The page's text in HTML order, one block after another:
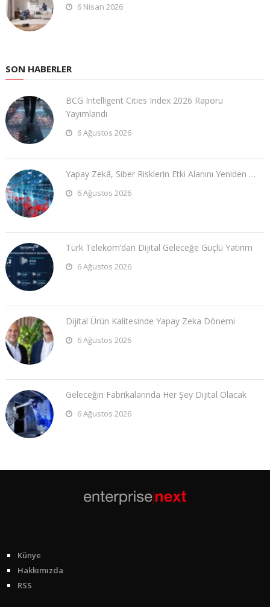
6 Nisan 2026
SON HABERLER
BCG Intelligent Cities Index 2026 Raporu
Yayımlandı
6 Ağustos 2026
Yapay Zekâ, Siber Risklerin Etki Alanını Yeniden …
6 Ağustos 2026
Türk Telekom’dan Dijital Geleceğe Güçlü Yatırım
6 Ağustos 2026
Dijital Ürün Kalitesinde Yapay Zeka Dönemi
6 Ağustos 2026
Geleceğin Fabrikalarında Her Şey Dijital Olacak
6 Ağustos 2026
Künye
Hakkımızda
RSS